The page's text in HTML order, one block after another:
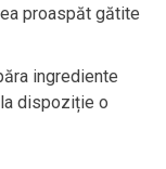
proaspăt gătite
ingrediente
dispoziție o